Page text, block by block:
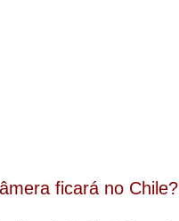
ficará no Chile?